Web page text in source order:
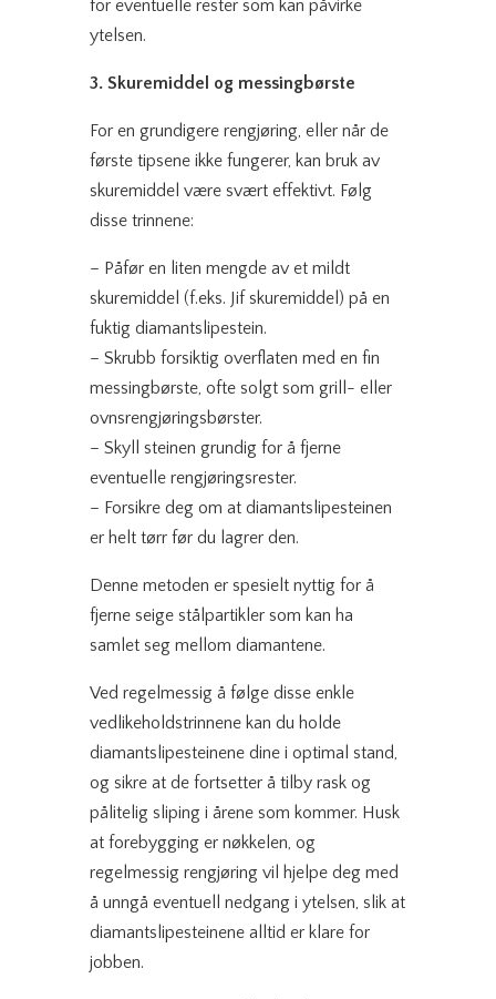
for eventuelle rester som kan påvirke
ytelsen.
3. Skuremiddel og messingbørste
For en grundigere rengjøring, eller når de
første tipsene ikke fungerer, kan bruk av
skuremiddel være svært effektivt. Følg
disse trinnene:
– Påfør en liten mengde av et mildt
skuremiddel (f.eks. Jif skuremiddel) på en
fuktig diamantslipestein.
– Skrubb forsiktig overflaten med en fin
messingbørste, ofte solgt som grill- eller
ovnsrengjøringsbørster.
– Skyll steinen grundig for å fjerne
eventuelle rengjøringsrester.
– Forsikre deg om at diamantslipesteinen
er helt tørr før du lagrer den.
Denne metoden er spesielt nyttig for å
fjerne seige stålpartikler som kan ha
samlet seg mellom diamantene.
Ved regelmessig å følge disse enkle
vedlikeholdstrinnene kan du holde
diamantslipesteinene dine i optimal stand,
og sikre at de fortsetter å tilby rask og
pålitelig sliping i årene som kommer. Husk
at forebygging er nøkkelen, og
regelmessig rengjøring vil hjelpe deg med
å unngå eventuell nedgang i ytelsen, slik at
diamantslipesteinene alltid er klare for
jobben.